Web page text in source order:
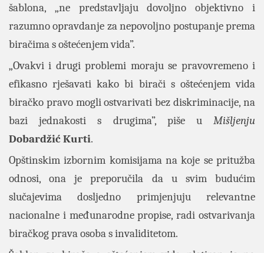
šablona, „ne predstavljaju dovoljno objektivno i
razumno opravdanje za nepovoljno postupanje prema
biračima s oštećenjem vida”.
„Ovakvi i drugi problemi moraju se pravovremeno i
efikasno rješavati kako bi birači s oštećenjem vida
biračko pravo mogli ostvarivati bez diskriminacije, na
bazi jednakosti s drugima”, piše u Mišljenju
DobardžićKurti.
Opštinskim izbornim komisijama na koje se pritužba
odnosi, ona je preporučila da u svim budućim
slučajevima dosljedno primjenjuju relevantne
nacionalne i međunarodne propise, radi ostvarivanja
biračkog prava osoba s invaliditetom.